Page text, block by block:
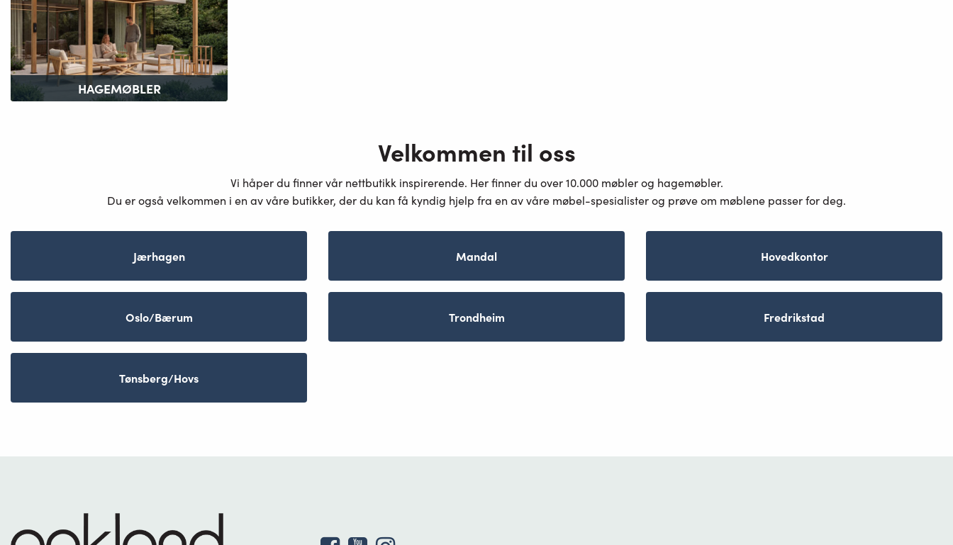
HAGEMØBLER
Velkommen til oss
Vi håper du finner vår nettbutikk inspirerende. Her finner du over 10.000 møbler og hagemøbler.
Du er også velkommen i en av våre butikker, der du kan få kyndig hjelp fra en av våre møbel-spesialister og prøve om møblene passer for deg.
Jærhagen Mandal Hovedkontor
Oslo/Bærum Trondheim Fredrikstad
Tønsberg/Hovs